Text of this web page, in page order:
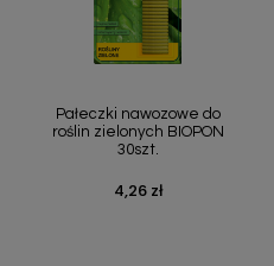
Pałeczki nawozowe do
roślin zielonych BIOPON
30szt.
Cena
4,26 zł